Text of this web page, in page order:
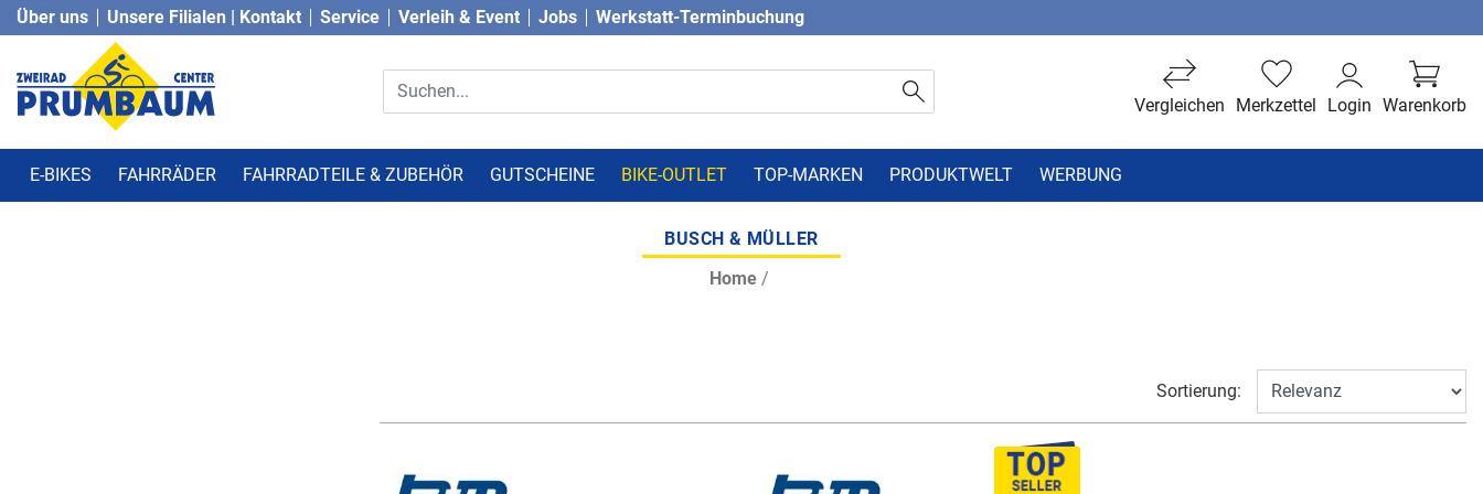
Über uns Unsere Filialen | Kontakt Service Verleih & Event Jobs Werkstatt-Terminbuchung
Warenkorb
Login
Merkzettel
Vergleichen
E-BIKES FAHRRÄDER FAHRRADTEILE & ZUBEHÖR GUTSCHEINE BIKE-OUTLET TOP-MARKEN PRODUKTWELT WERBUNG
BUSCH & MÜLLER
Home /
Sortierung: